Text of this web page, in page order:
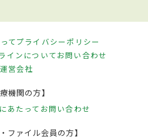
てプライバシーポリシー
インについてお問い合わせ
運営会社
療機関の方】
あたって お問い合わせ
ファイル会員の方】